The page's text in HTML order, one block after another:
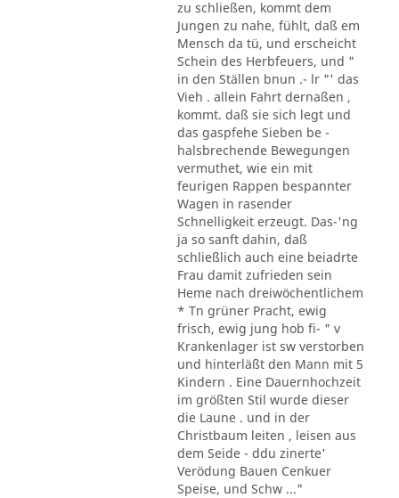
zu schließen, kommt dem
Jungen zu nahe, fühlt, daß em
Mensch da tü, und erscheicht
Schein des Herbfeuers, und "
in den Ställen bnun .- lr "' das
Vieh . allein Fahrt dernaßen ,
kommt. daß sie sich legt und
das gaspfehe Sieben be -
halsbrechende Bewegungen
vermuthet, wie ein mit
feurigen Rappen bespannter
Wagen in rasender
Schnelligkeit erzeugt. Das-'ng
ja so sanft dahin, daß
schließlich auch eine beiadrte
Frau damit zufrieden sein
Heme nach dreiwöchentlichem
* Tn grüner Pracht, ewig
frisch, ewig jung hob fi- " v
Krankenlager ist sw verstorben
und hinterläßt den Mann mit 5
Kindern . Eine Dauernhochzeit
im größten Stil wurde dieser
die Laune . und in der
Christbaum leiten , leisen aus
dem Seide - ddu zinerte'
Verödung Bauen Cenkuer
Speise, und Schw ..."